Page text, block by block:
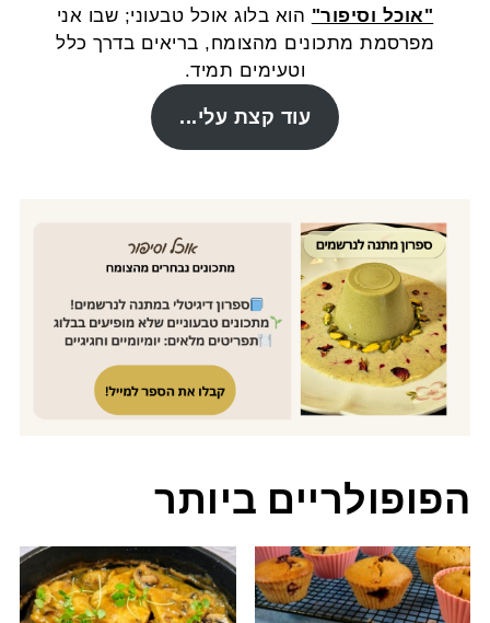
"אוכל וסיפור" הוא בלוג אוכל טבעוני; שבו אני
מפרסמת מתכונים מהצומח, בריאים בדרך כלל
וטעימים תמיד.
עוד קצת עלי...
הפופולריים ביותר